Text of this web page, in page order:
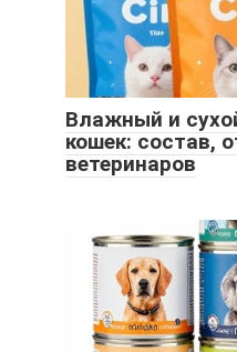
Влажный и
кошек: состав,
ветеринаров